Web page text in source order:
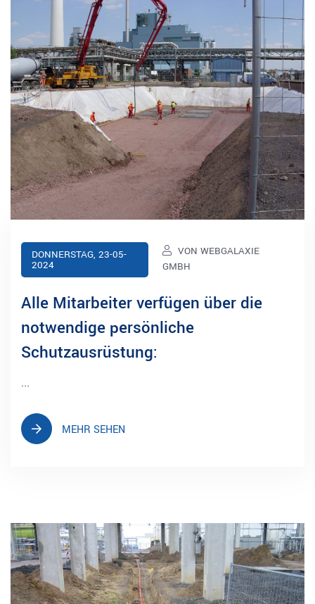
DONNERSTAG, 23-05-
2024
VON WEBGALAXIE
GMBH
Alle Mitarbeiter verfügen über die
notwendige persönliche
Schutzausrüstung:
...
MEHR SEHEN